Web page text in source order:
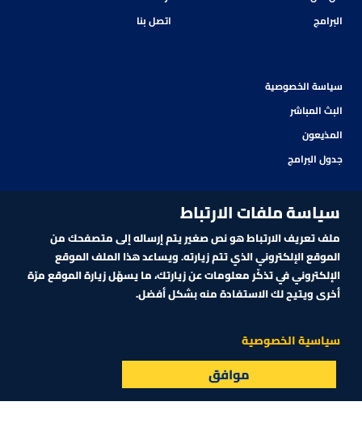
القائمة الأسواق البث المباشر
البرامج
اتصل بنا
سياسة الخصوصية
البث المباشر
المذيعون
جدول البرامج
سياسة ملفات الارتباط
ملف تعريف الارتباط هو نص صغير يتم إرساله إلى متصفحك من
الموقع الإلكتروني الذي تتم زيارته. ويساعد هذا الملف الموقع
الإلكتروني في تذكّر معلومات عن زيارتك، ما يسهّل زيارة الموقع مرّة
أخرى ويتيح لك الاستفادة منه بشكل أفضل.
سياسية الخصوصية
موافق